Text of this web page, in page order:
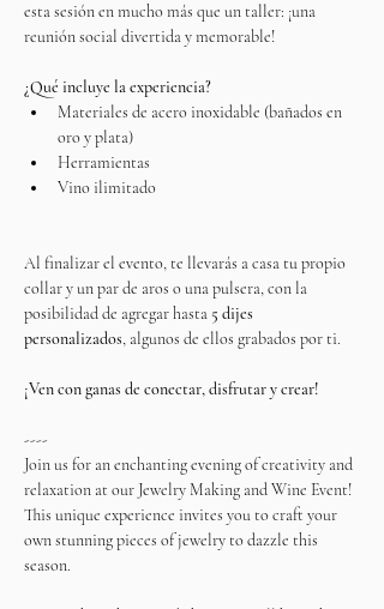
esta sesión en mucho más que un taller: ¡una
reunión social divertida y memorable!
¿Qué incluye la experiencia?
Materiales de acero inoxidable (bañados en
oro y plata)
Herramientas
Vino ilimitado
Al finalizar el evento, te llevarás a casa tu propio
collar y un par de aros o una pulsera, con la
posibilidad de agregar hasta 5 dijes
personalizados, algunos de ellos grabados por ti.
¡Ven con ganas de conectar, disfrutar y crear!
----
Join us for an enchanting evening of creativity and
relaxation at our Jewelry Making and Wine Event!
This unique experience invites you to craft your
own stunning pieces of jewelry to dazzle this
season.